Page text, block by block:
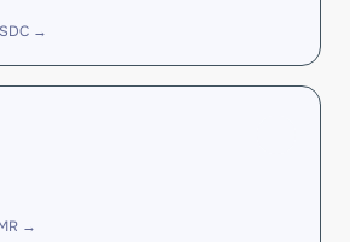
→
→